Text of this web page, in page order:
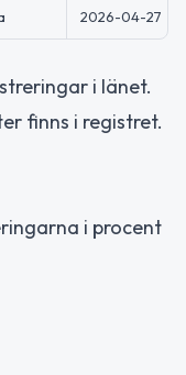
2026-04-27
i länet.
finns i registret.
i procent